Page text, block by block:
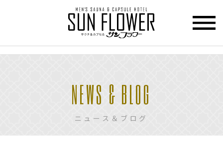
トップページ
カプセル ホテル
NEWS & BLOG
ニュース＆ブログ